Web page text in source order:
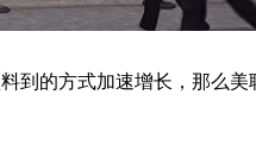
到的方式加速增长，那么美